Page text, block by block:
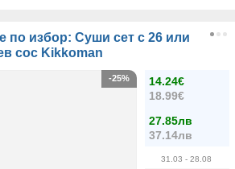
по избор: Суши сет с 26 или
сос Kikkoman
14.24€
18.99€
27.85лв
37.14лв
31.03 - 28.08
-25%